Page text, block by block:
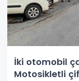
İki otomobil
Motosikletli